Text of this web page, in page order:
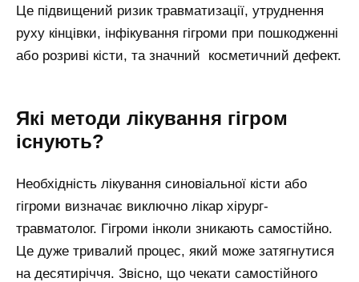
Це підвищений ризик травматизації, утруднення
руху кінцівки, інфікування гігроми при пошкодженні
або розриві кісти, та значний косметичний дефект.
Які методи лікування гігром
існують?
Необхідність лікування синовіальної кісти або
гігроми визначає виключно лікар хірург-
травматолог. Гігроми інколи зникають самостійно.
Це дуже тривалий процес, який може затягнутися
на десятиріччя. Звісно, що чекати самостійного